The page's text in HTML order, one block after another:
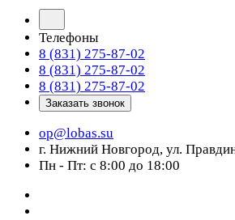
Телефоны
8 (831) 275-87-02
8 (831) 275-87-02
8 (831) 275-87-02
Заказать звонок
op@lobas.su
г. Нижний Новгород, ул.
Пн - Пт: с 8:00 до 18:00